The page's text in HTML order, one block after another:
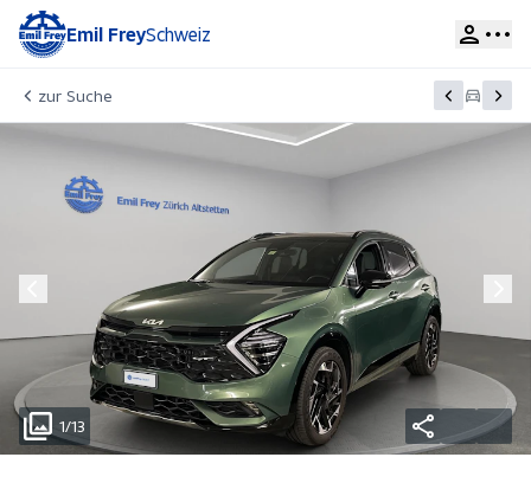
Emil FreySchweiz
zur Suche
1/13